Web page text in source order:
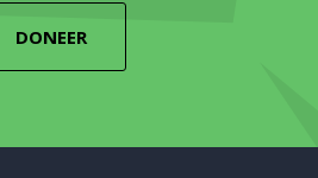
DONEER